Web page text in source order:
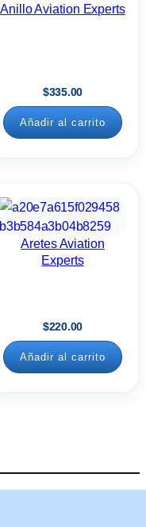
Anillo Aviation Experts
$335.00
Añadir al carrito
Aretes Aviation
Experts
$220.00
Añadir al carrito